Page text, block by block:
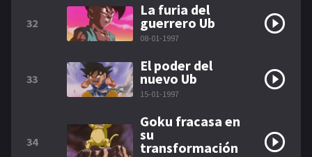
32
La furia del
guerrero Ub
08-01-1997
33
El poder del
nuevo Ub
15-01-1997
34
Goku fracasa en
su
transformación